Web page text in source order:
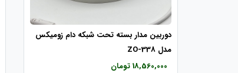
دوربین مدار بسته تحت شبکه دام زومیکس
مدل ZO-338
18,560,000 تومان